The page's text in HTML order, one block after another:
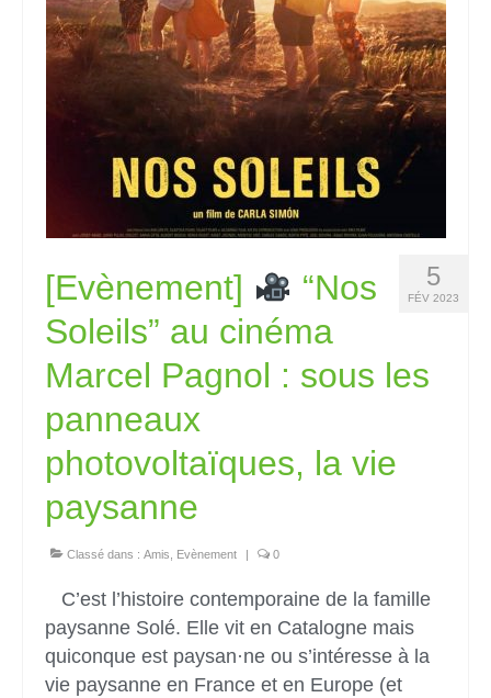
5
FÉV 2023
[Evènement]
“Nos
Soleils” au cinéma
Marcel Pagnol : sous les
panneaux
photovoltaïques, la vie
paysanne
Classé dans : Amis Evènement 0
C’est l’histoire contemporaine de la famille
paysanne Solé. Elle vit en Catalogne mais
quiconque est paysan·ne ou s’intéresse à la
vie paysanne en France et en Europe (et